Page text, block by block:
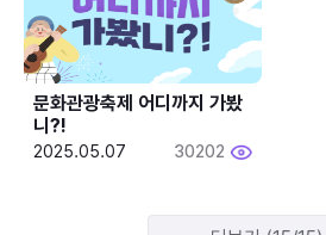
문화관광축제 어디까지 가봤
니?!
2025.05.07 30202